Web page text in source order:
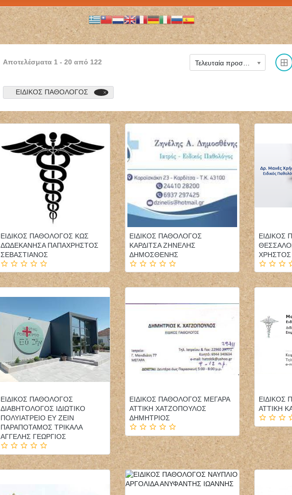
ΕΙΔΙΚΗ ΠΑΘΟΛΟΓΟΣ
ΠΑΘΟΛΟΓΙΚΟ ΙΑΤΡΕΙΟ
ΠΑΓΚΡΑΤΙ ΑΤΤΙΚΗ
ΔΑΛΑΚΛΙΔΟΥ ΒΑΣΙΛΙΚΗ
ΚΛΩΝΑΡΗΣ ΜΙΛΤΙΑΔΗΣ
ΟΔΟΝΤΙΑΤΡΟΣ
ΧΕΙΡΟΥΡΓΟΣ ΚΑΛΑΜΑΡΙΑ
ΠΑΝΑΓΟΠΟΥΛΟΥ ΜΑΡΙΑ
Αποτελέσματα 1 -20 από 122 Τελευταία προστέθηκε
ΕΙΔΙΚΟΣ ΠΑΘΟΛΟΓΟΣ
ΕΙΔΙΚΟΣ ΠΑΘΟΛΟΓΟΣ ΚΩΣ
ΔΩΔΕΚΑΝΗΣΑ ΠΑΠΑΧΡΗΣΤΟΣ
ΣΕΒΑΣΤΙΑΝΟΣ
ΕΙΔΙΚΟΣ ΠΑΘΟΛΟΓΟΣ
ΚΑΡΔΙΤΣΑ ΖΗΝΕΛΗΣ
ΔΗΜΟΣΘΕΝΗΣ
ΕΙΔΙΚΟΣ
ΧΡΗΣΤΟΣ
ΕΙΔΙΚΟΣ ΠΑΘΟΛΟΓΟΣ
ΔΙΑΒΗΤΟΛΟΓΟΣ ΙΔΙΩΤΙΚΟ
ΠΟΛΥΙΑΤΡΕΙΟ ΕΥ ΖΕΙΝ
ΠΑΡΑΠΟΤΑΜΟΣ ΤΡΙΚΑΛΑ
ΑΓΓΕΛΗΣ ΓΕΩΡΓΙΟΣ
ΕΙΔΙΚΟΣ ΠΑΘΟΛΟΓΟΣ ΜΕΓΑΡΑ
ΑΤΤΙΚΗ ΧΑΤΖΟΠΟΥΛΟΣ
ΔΗΜΗΤΡΙΟΣ
ΑΤΤΙΚΗ
ΜΙΚΡΟΒΙΟΛΟΓΟΣ
ΒΙΟΠΑΘΟΛΟΓΟΣ
ΜΙΚΡΟΒΙΟΛΟΓΙΚΟ
ΕΡΓΑΣΤΗΡΙΟ BIOLAB
ΤΗΝΟΣ ΠΑΠΑΔΟΠΟΥΛΟΥ
ΘΕΟΔΩΡΑ
ΝΕΥΡΟΧΕΙΡΟΥΡΓΟΣ
ΣΠΟΝΔΥΛΙΚΗΣ ΣΤΗΛΗΣ
ΧΑΪΔΑΡΙ ΑΤΤΙΚΗ
ΔΗΜΟΓΕΡΟΝΤΑΣ
ΓΕΩΡΓΙΟΣ
ΙΠΠΟΚΡΑΤΗΣ ΙΔΙΩΤΙΚΗ
ΓΕΝΙΚΗ ΚΛΙΝΙΚΗ
ΠΕΙΡΑΙΩΣ ΑΕ ΠΕΙΡΑΙΑΣ
ΑΤΤΙΚΗ
ΟΔΟΝΤΙΑΤΡΟΣ
ΧΕΙΡΟΥΡΓΟΣ
ΟΔΟΝΤΙΑΤΡΕΙΟ ΝΕΑ
ΣΑΒΒΟΠΟΥΛΟΥ ΕΥΑΝΘΙΑ
- ΤΖΙΒΕΛΕΚΑ ΣΤΕΛΛΑ